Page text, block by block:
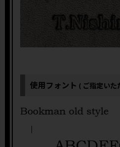
使用フォント ( ご指定いた